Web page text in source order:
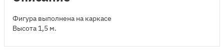
Фигура выполнена на каркасе
Высота 1,5 м.